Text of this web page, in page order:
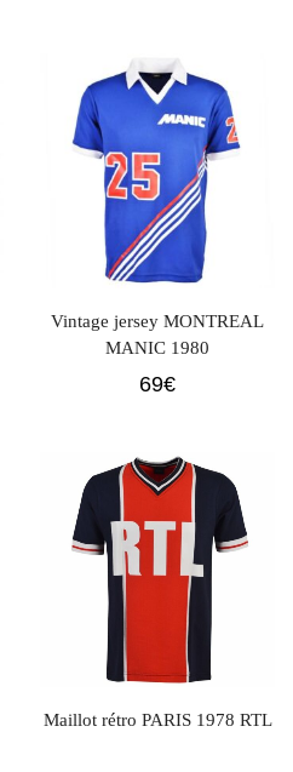
Vintage jersey MONTREAL
MANIC 1980
69€
Maillot rétro PARIS 1978 RTL